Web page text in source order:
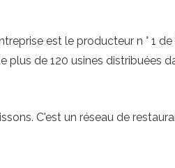
est le producteur n ° 1
plus de 120 usines distribuées
C'est un réseau de